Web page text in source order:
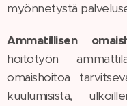
myönnetystä
Ammatillisen
hoitotyön
omaishoitoa
kuulumisista,